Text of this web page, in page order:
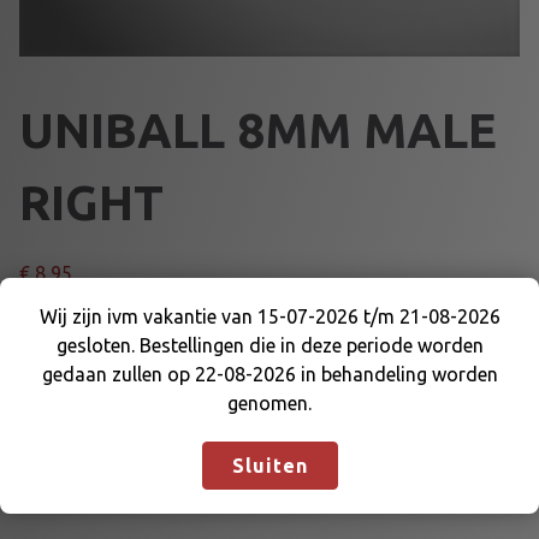
UNIBALL 8MM MALE
RIGHT
€8,95
Voeg toe aan winkelmand
DE-WK-YPOS8R
Wij zijn ivm vakantie van 15-07-2026 t/m 21-08-
2026 gesloten. Bestellingen die in deze periode
worden gedaan zullen op 22-08-2026 in
behandeling worden genomen.Negeren
Wij zijn ivm vakantie van 15-07-2026 t/m 21-08-2026
gesloten. Bestellingen die in deze periode worden
gedaan zullen op 22-08-2026 in behandeling worden
genomen.
Sluiten